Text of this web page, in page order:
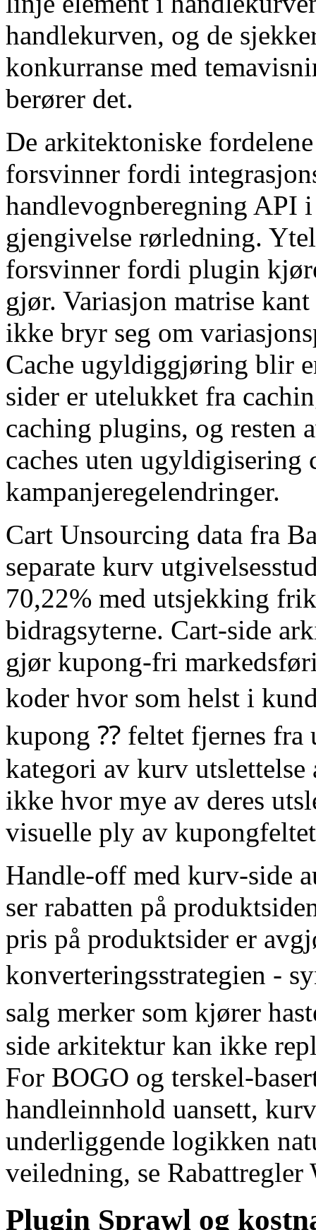
handlekurven, og de
konkurranse med
berører det.
De arkitektoniske
forsvinner fordi
handlevognberegning API
gjengivelse rørledning.
forsvinner fordi plugin
gjør. Variasjon matrise
ikke bryr seg om
Cache ugyldiggjøring blir
sider er utelukket fra
caching plugins, og resten
caches uten ugyldigisering
kampanjeregelendringer.
Cart Unsourcing data fra
separate kurv
70,22% med utsjekking
bidragsyterne. Cart-side
gjør kupong-fri
koder hvor som helst i
kupong ⁇ feltet fjernes fra
kategori av kurv
ikke hvor mye av deres
visuelle ply av
Handle-off med kurv-side
ser rabatten på
pris på produktsider er
konverteringsstrategien -
salg merker som kjører
side arkitektur kan ikke
For BOGO og terskel-
handleinnhold uansett,
underliggende logikken
veiledning, se Rabattregler
Plugin Sprawl og